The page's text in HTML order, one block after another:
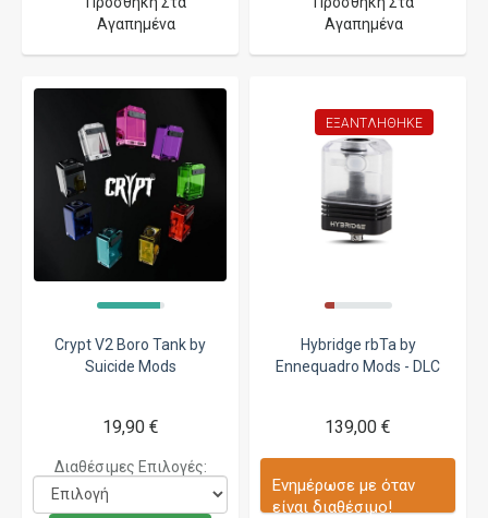
Αγαπημένα
Αγαπημένα
Crypt V2 Boro Tank by
Suicide Mods
19,90 €
Διαθέσιμες Επιλογές:
ΕΞΑΝΤΛΉΘΗΚΕ
Hybridge rbTa by
Ennequadro Mods - DLC
139,00 €
Ενημέρωσε με όταν
είναι διαθέσιμο!